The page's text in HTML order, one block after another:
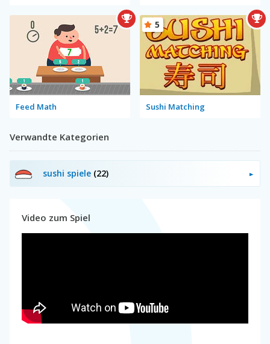
Feed Math Sushi Matching
5
Verwandte Kategorien
sushi spiele (22)
Video zum Spiel